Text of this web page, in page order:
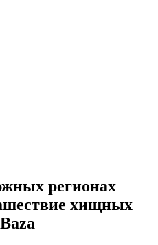
регионах
хищных